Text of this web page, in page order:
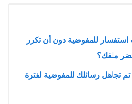
للمفوضية دون أن تكرر
ملفك؟
تجاهل رسائلك للمفوضية لفترة